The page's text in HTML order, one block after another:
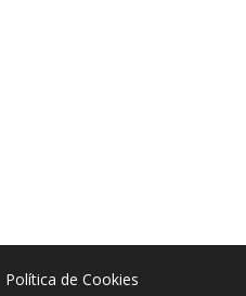
Política de Cookies